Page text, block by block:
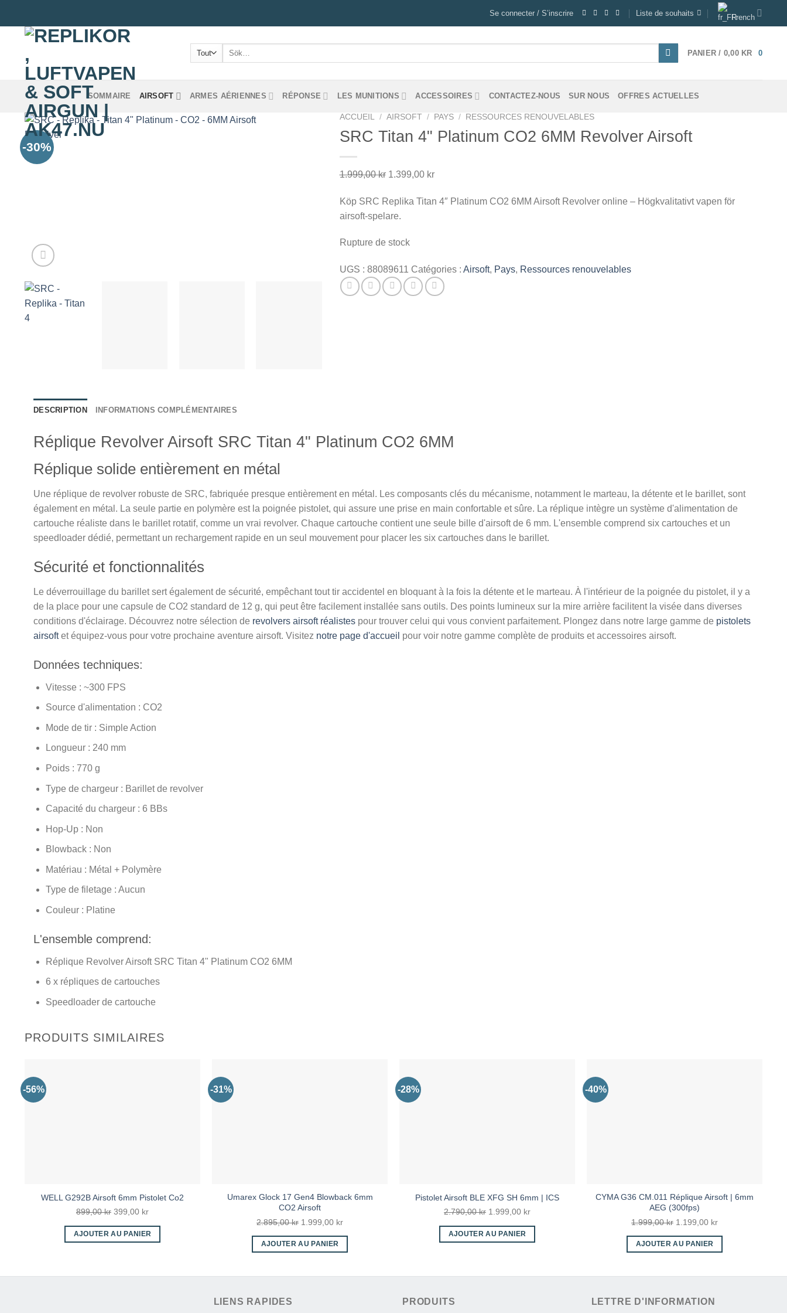
contenu
Se connecter / S’inscrire Liste de souhaits French
Recherche
PANIER / 0,00 KR 0
SOMMAIRE AIRSOFT ARMES AÉRIENNES RÉPONSE LES MUNITIONS ACCESSOIRES CONTACTEZ-NOUS SUR NOUS OFFRES ACTUELLES
-30%
ACCUEIL / AIRSOFT / PAYS / RESSOURCES RENOUVELABLES
SRC Titan 4" Platinum CO2 6MM Revolver Airsoft
1.999,00kr Le
initial
était :
1.399,00 krLe
actuel
Köp SRC Replika Titan 4″ Platinum CO2 6MM Airsoft Revolver online – Högkvalitativt vapen för
airsoft-spelare.
Rupture de stock
UGS : 88089611 Catégories : Airsoft, Pays, Ressources renouvelables
DESCRIPTION INFORMATIONS COMPLÉMENTAIRES
Réplique Revolver Airsoft SRC Titan 4" Platinum CO2 6MM
Réplique solide entièrement en métal
Une réplique de revolver robuste de SRC, fabriquée presque entièrement en métal. Les composants clés du mécanisme, notamment le marteau, la détente et le barillet, sont
également en métal. La seule partie en polymère est la poignée pistolet, qui assure une prise en main confortable et sûre. La réplique intègre un système d'alimentation de
cartouche réaliste dans le barillet rotatif, comme un vrai revolver. Chaque cartouche contient une seule bille d'airsoft de 6 mm. L'ensemble comprend six cartouches et un
speedloader dédié, permettant un rechargement rapide en un seul mouvement pour placer les six cartouches dans le barillet.
Sécurité et fonctionnalités
Le déverrouillage du barillet sert également de sécurité, empêchant tout tir accidentel en bloquant à la fois la détente et le marteau. À l'intérieur de la poignée du pistolet, il y a
de la place pour une capsule de CO2 standard de 12 g, qui peut être facilement installée sans outils. Des points lumineux sur la mire arrière facilitent la visée dans diverses
conditions d'éclairage. Découvrez notre sélection de revolvers airsoft réalistes pour trouver celui qui vous convient parfaitement. Plongez dans notre large gamme de pistolets
airsoftet équipez-vous pour votre prochaine aventure airsoft. Visitez notre page d'accueil pour voir notre gamme complète de produits et accessoires airsoft.
Données techniques:
Vitesse : ~300 FPS
Source d'alimentation : CO2
Mode de tir : Simple Action
Longueur : 240 mm
Poids : 770 g
Type de chargeur : Barillet de revolver
Capacité du chargeur : 6 BBs
Hop-Up : Non
Blowback : Non
Matériau : Métal + Polymère
Type de filetage : Aucun
Couleur : Platine
L'ensemble comprend:
Réplique Revolver Airsoft SRC Titan 4" Platinum CO2 6MM
6 x répliques de cartouches
Speedloader de cartouche
PRODUITS SIMILAIRES
-56%
WELL G292B Airsoft 6mm Pistolet Co2
899,00kr Le
prix
initial
399,00 krLe
prix
actuel
AJOUTER AU PANIER
-31%
Umarex Glock 17 Gen4 Blowback 6mm
CO2 Airsoft
2.895,00kr Le
prix
initial
2.895,00 kr.
1.999,00 krLe
prix
1.999,00 kr.
AJOUTER AU PANIER
-28%
Pistolet Airsoft BLE XFG SH 6mm | ICS
2.790,00kr Le
prix
initial
1.999,00 krLe
prix
AJOUTER AU PANIER
-40%
CYMA G36 CM.011 Réplique Airsoft | 6mm
AEG (300fps)
1.999,00kr Le
prix
initial
1.999,00 kr.
1.199,00 krLe
prix
1.199,00 kr.
AJOUTER AU PANIER
LIENS RAPIDES PRODUITS LETTRE D'INFORMATION